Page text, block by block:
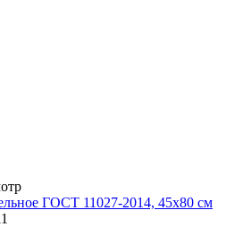
ГОСТ 11027-2014, 45х80 см